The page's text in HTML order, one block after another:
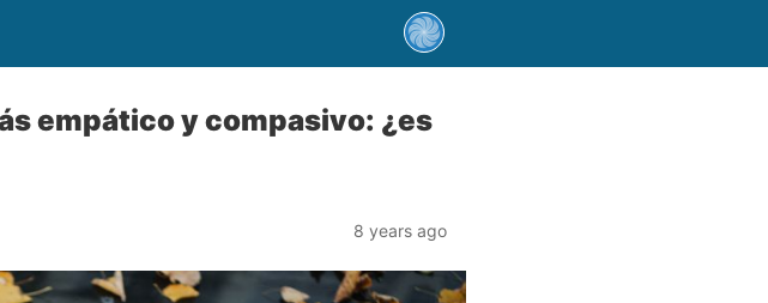
empático y compasivo: ¿es
8 years ago